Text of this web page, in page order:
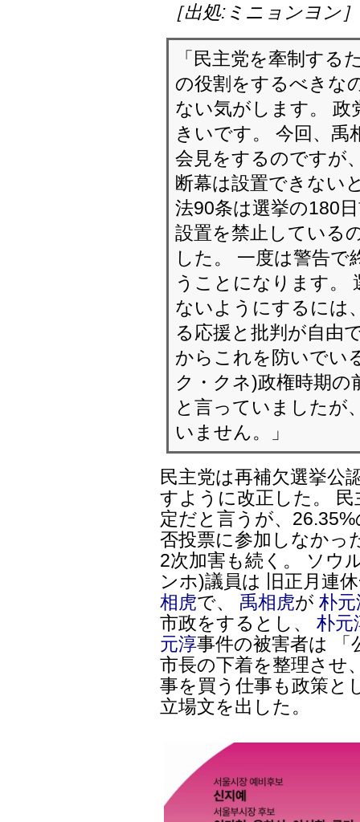
［出処:ミニョンヨン］
「民主党を牽制する
の役割をするべきな
ない気がします。 政
きいです。 今回、禹
会見をするのですが
断幕は設置できない
法90条は選挙の180
設置を禁止している
した。 一度は警告
うことになります。
ないようにするには
る応援と批判が自由
からこれを防いでい
ク・クネ)政権時期
と言っていましたが
いません。」
民主党は再補欠選挙公
すように改正した。
定だと言うが、
否投票に参加しなかっ
2次加害も続く。 ソウ
ンホ)議員は 旧正月連
相虎で、 禹相虎が朴
市政をするとし、朴元
元淳事件の被害者は 「
市長の下着を整理させ
事を買う仕事も政策と
立場文を出した。